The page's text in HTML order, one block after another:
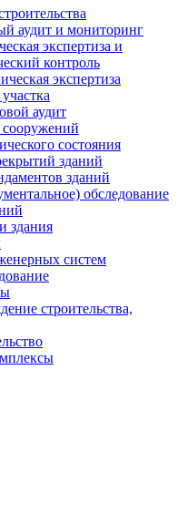
аудит и мониторинг
экспертиза и
контроль
экспертиза
аудит
состояния
зданий
зданий
обследование
здания
систем
строительства,